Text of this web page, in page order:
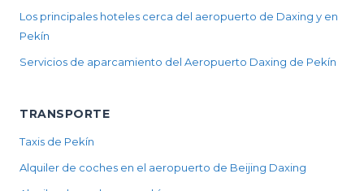
Los principales hoteles cerca del aeropuerto de Daxing y en
Pekín
Servicios de aparcamiento del Aeropuerto Daxing de Pekín
TRANSPORTE
Taxis de Pekín
Alquiler de coches en el aeropuerto de Beijing Daxing